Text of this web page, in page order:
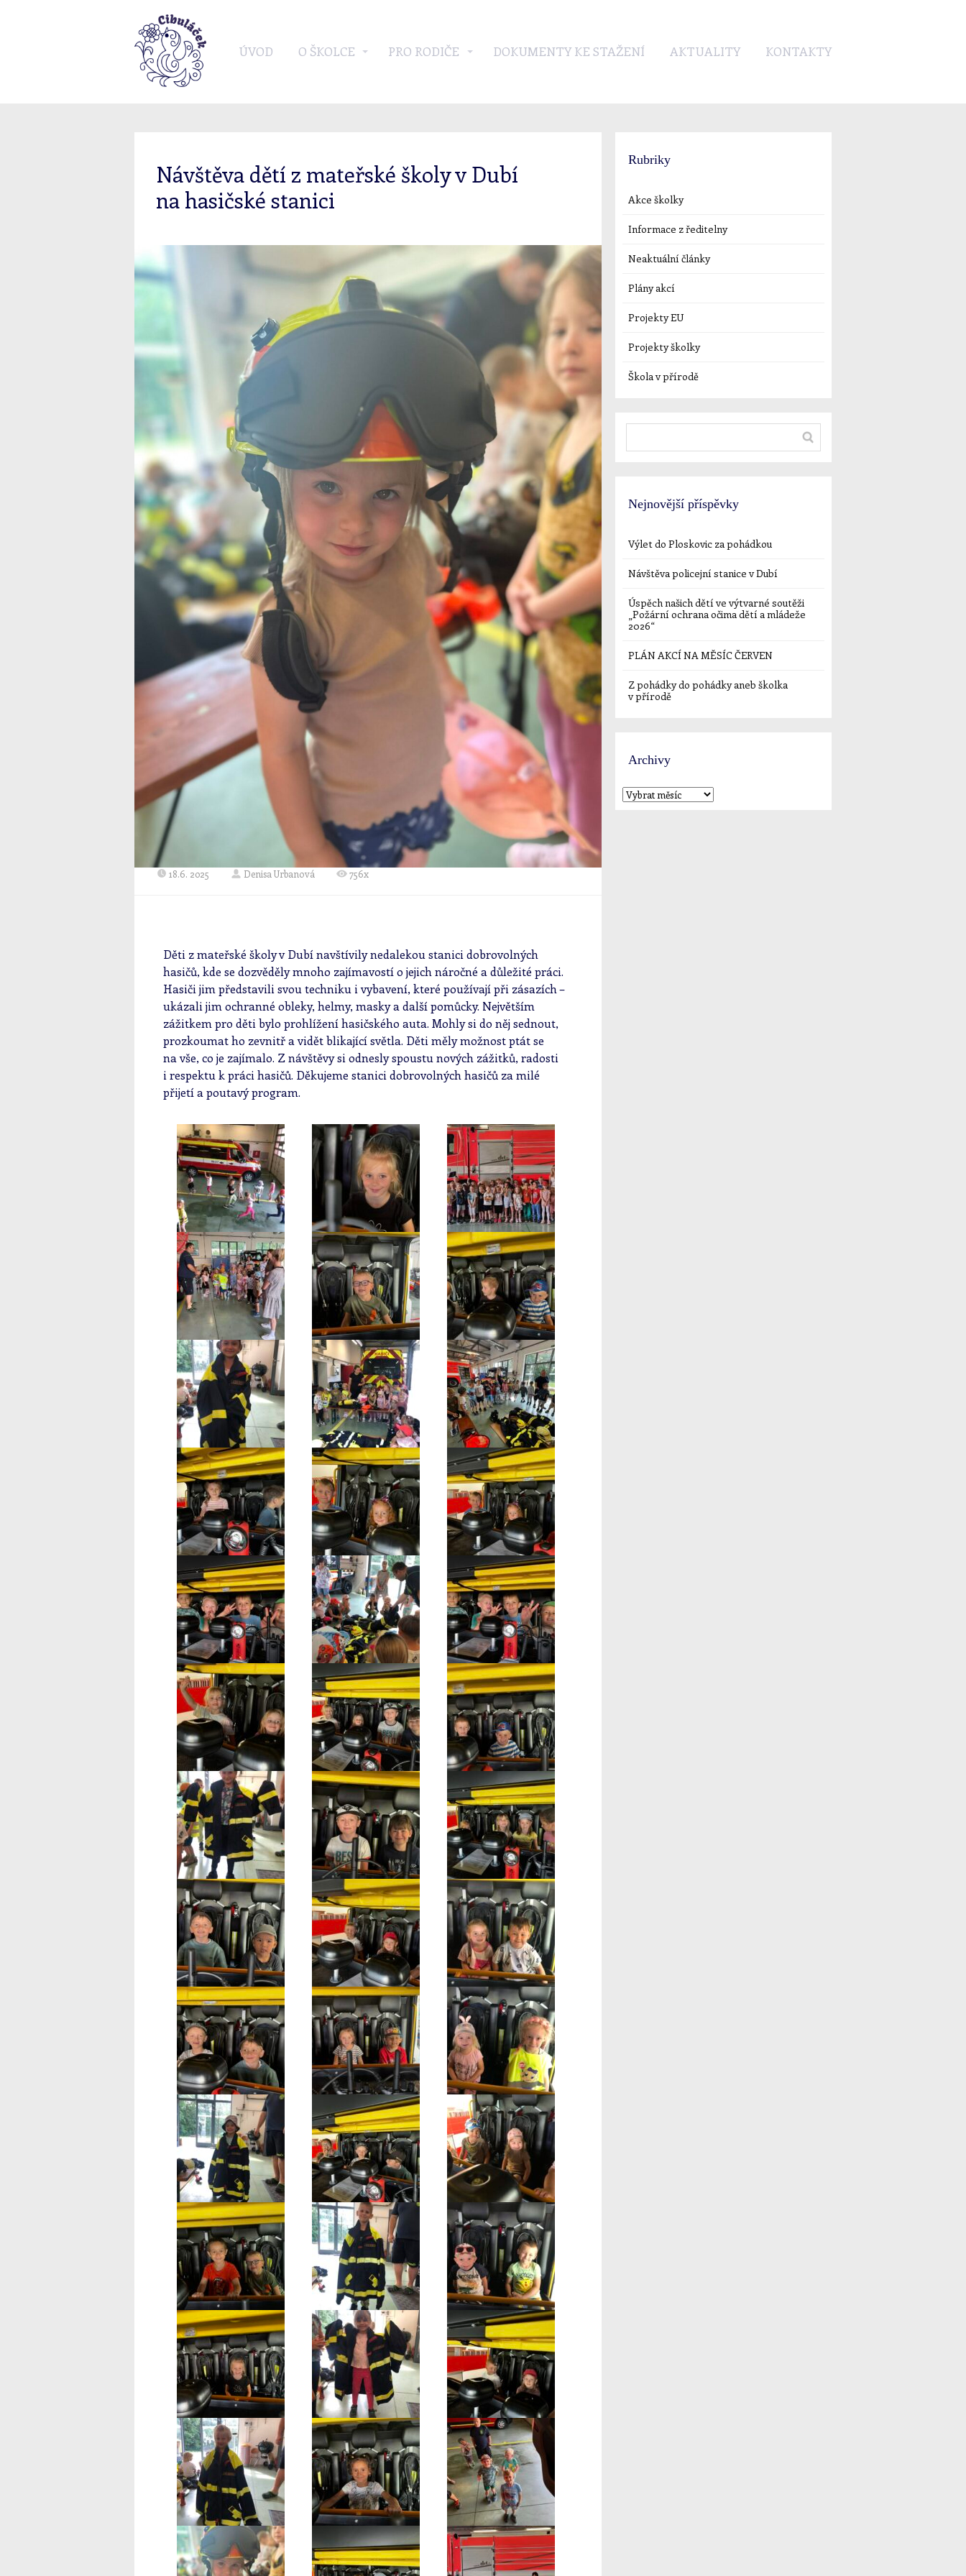
ÚVOD O ŠKOLCE PRO RODIČE DOKUMENTY KE STAŽENÍ AKTUALITY KONTAKTY
Návštěva dětí z mateřské školy v Dubí
na hasičské stanici
18.6. 2025 Denisa Urbanová 756x
Děti z mateřské školy v Dubí navštívily nedalekou stanici dobrovolných
hasičů, kde se dozvěděly mnoho zajímavostí o jejich náročné a důležité práci.
Hasiči jim představili svou techniku i vybavení, které používají při zásazích –
ukázali jim ochranné obleky, helmy, masky a další pomůcky. Největším
zážitkem pro děti bylo prohlížení hasičského auta. Mohly si do něj sednout,
prozkoumat ho zevnitř a vidět blikající světla. Děti měly možnost ptát se
na vše, co je zajímalo. Z návštěvy si odnesly spoustu nových zážitků, radosti
i respektu k práci hasičů. Děkujeme stanici dobrovolných hasičů za milé
přijetí a poutavý program.
Rubriky
Akce školky
Informace z ředitelny
Neaktuální články
Plány akcí
Projekty EU
Projekty školky
Škola v přírodě
Nejnovější příspěvky
Výlet do Ploskovic za pohádkou
Návštěva policejní stanice v Dubí
Úspěch našich dětí ve výtvarné soutěži
„Požární ochrana očima dětí a mládeže
2026“
PLÁN AKCÍ NA MĚSÍC ČERVEN
Z pohádky do pohádky aneb školka
v přírodě
Archivy